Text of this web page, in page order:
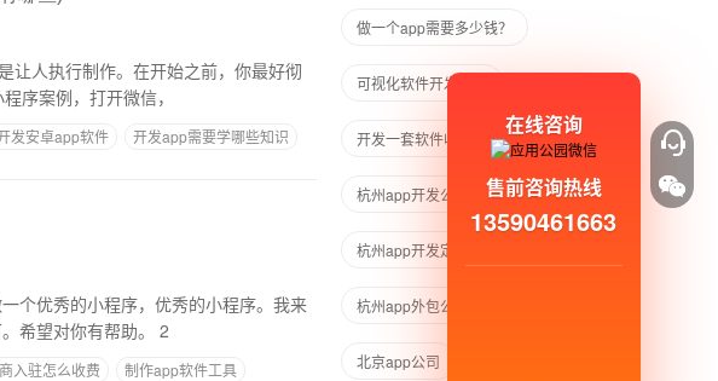
。可以去网上搜官方教程。如何 2.体验小程序案例，打开微信，
发安卓app软件
开发app需要学哪些知识
帮你吧，呵呵。只需在微信公众号平台注册然后授权给沂蒙小程序即可。希望对你有帮助。 2
入驻怎么收费
制作app软件工具
做一个app需要多少钱？
可视化软件开发工具
开发一套软件收多少钱
杭州app开发公司
杭州app开发定制
杭州app外包公司
北京app公司
在线咨询
售前咨询热线
13590461663